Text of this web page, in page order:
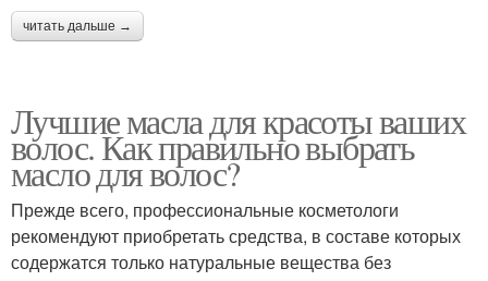
Масло для кожи Масла для роста
читать дальше →
Лучшие масла для красоты ваших
волос. Как правильно выбрать
масло для волос?
Прежде всего, профессиональные косметологи
рекомендуют приобретать средства, в составе которых
содержатся только натуральные вещества без